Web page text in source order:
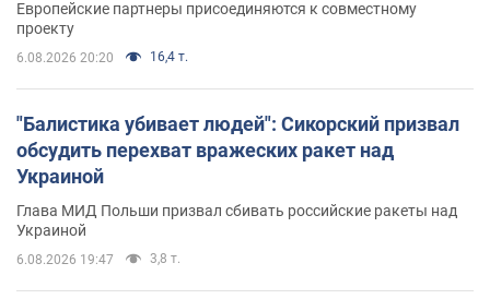
Европейские партнеры присоединяются к совместному
проекту
6.08.2026 20:20 16,4 т.
"Балистика убивает людей": Сикорский призвал
обсудить перехват вражеских ракет над
Украиной
Глава МИД Польши призвал сбивать российские ракеты над
Украиной
6.08.2026 19:47 3,8 т.